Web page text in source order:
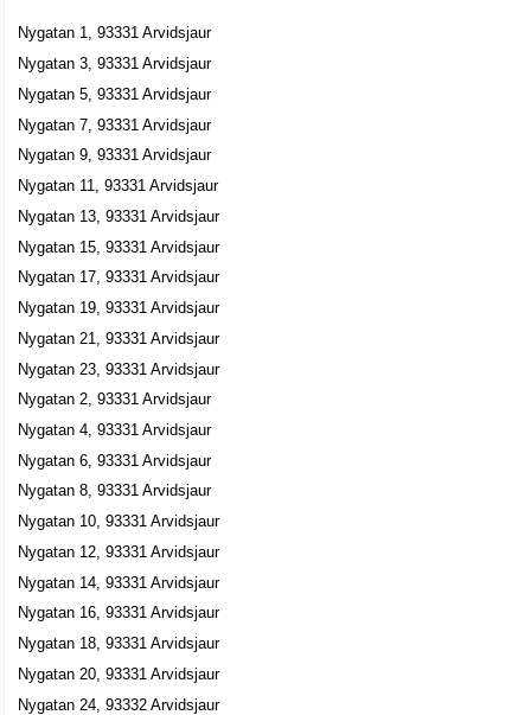
Tore Bertil Eriksson
0960-12021
Nygatan 37 D, 93332 Arvidsjaur
Ulrik Öman
0929-20322
Nygatan 37 E, 93332 Arvidsjaur
Berggren, Inger Alice
Nygatan 43 A Lgh 1101, 93333 Arvidsjaur
Rolf Sandström
0960-12075
Nygatan 45, 93333 Arvidsjaur
Grubbströms Lastvagnsdelar i Arvidsjaur
Sten Hugo Grubbström
0960-21910
Nygatan 6, 93331 Arvidsjaur
Jim Edström
Nygatan 8, 93331 Arvidsjaur
Nygatan 1, 93331 Arvidsjaur
Nygatan 3, 93331 Arvidsjaur
Nygatan 5, 93331 Arvidsjaur
Nygatan 7, 93331 Arvidsjaur
Nygatan 9, 93331 Arvidsjaur
Nygatan 11, 93331 Arvidsjaur
Nygatan 13, 93331 Arvidsjaur
Nygatan 15, 93331 Arvidsjaur
Nygatan 17, 93331 Arvidsjaur
Nygatan 19, 93331 Arvidsjaur
Nygatan 21, 93331 Arvidsjaur
Nygatan 23, 93331 Arvidsjaur
Nygatan 2, 93331 Arvidsjaur
Nygatan 4, 93331 Arvidsjaur
Nygatan 6, 93331 Arvidsjaur
Nygatan 8, 93331 Arvidsjaur
Nygatan 10, 93331 Arvidsjaur
Nygatan 12, 93331 Arvidsjaur
Nygatan 14, 93331 Arvidsjaur
Nygatan 16, 93331 Arvidsjaur
Nygatan 18, 93331 Arvidsjaur
Nygatan 20, 93331 Arvidsjaur
Nygatan 24, 93332 Arvidsjaur